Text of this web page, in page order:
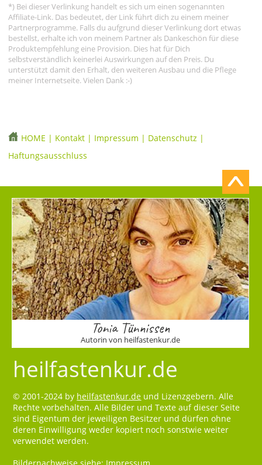
*) Bei dieser Verlinkung handelt es sich um einen sogenannten
Affiliate-Link. Das bedeutet, der Link führt dich zu einem meiner
Partnerprogramme. Falls du aufgrund dieser Verlinkung dort etwas
bestellst, erhalte ich von meinem Partner als Dankeschön für diese
Produktempfehlung eine Provision. Dies hat für Dich
selbstverständlich keinerlei Auswirkungen auf den Preis. Du
unterstützt damit den Erhalt, den weiteren Ausbau und die Pflege
meiner Internetseite. Vielen Dank :-)
HOME | Kontakt | Impressum | Datenschutz |
Haftungsausschluss
Tonia Tünnissen
Autorin von heilfastenkur.de
heilfastenkur.de
© 2001-2024 by heilfastenkur.de und Lizenzgebern. Alle
Rechte vorbehalten. Alle Bilder und Texte auf dieser Seite
sind Eigentum der jeweiligen Besitzer und dürfen ohne
deren Einwilligung weder kopiert noch sonstwie weiter
verwendet werden.